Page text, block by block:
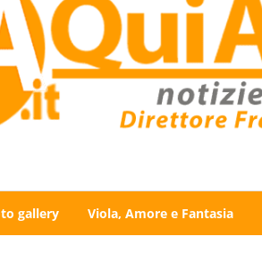
gallery Viola, Amore e Fantasia